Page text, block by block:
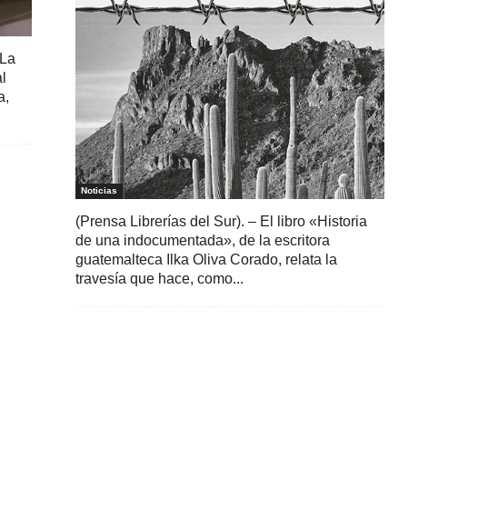
Noticias
(Prensa Librerías del Sur). – El libro «Historia
de una indocumentada», de la escritora
guatemalteca Ilka Oliva Corado, relata la
travesía que hace, como...